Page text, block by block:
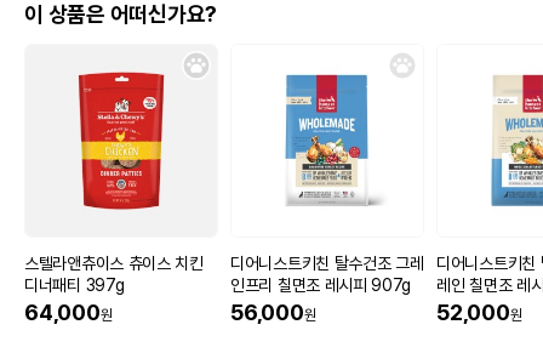
이 상품은 어떠신가요?
스텔라앤츄이스 츄이스 치킨
디너패티 397g
64,000원
디어니스트키친 탈수건조 그레
인프리 칠면조 레시피 907g
56,000원
디어니스트키친
레인 칠면조 레
52,000원